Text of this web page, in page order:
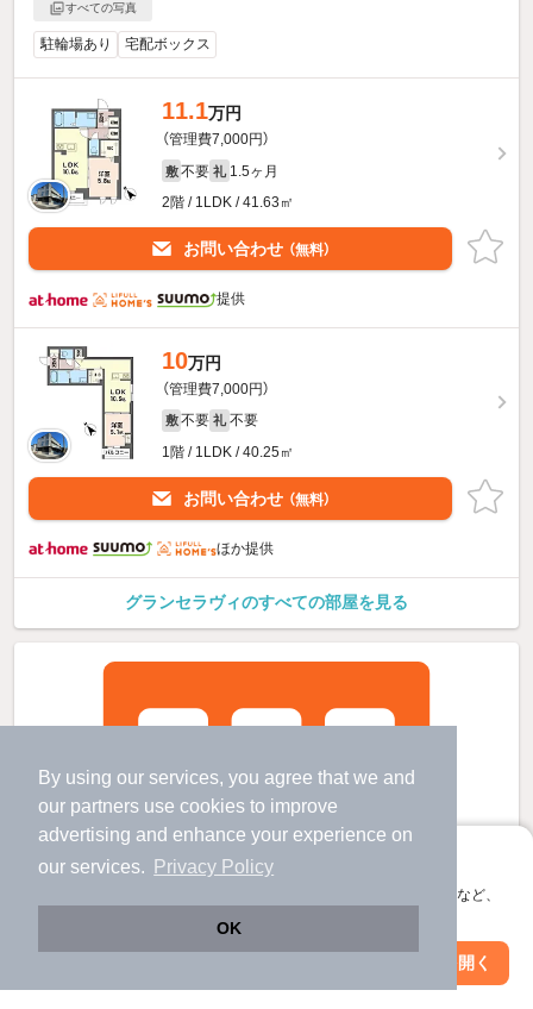
By using our services, you agree that we and
our partners use cookies to improve
advertising and enhance your experience on
our services.
Privacy Policy
OK
アプリに切り替えて、サクサクお部屋探し
会員登録なしですぐ使える。マップ検索やお気に入り保存など、
アプリを開く
すべての写真
駐輪場あり 宅配ボックス
11.1万円
（管理費7,000円）
敷 不要 礼 1.5ヶ月
2階 / 1LDK / 41.63㎡
お問い合わせ （無料）
提供
10万円
（管理費7,000円）
敷 不要 礼 不要
1階 / 1LDK / 40.25㎡
お問い合わせ （無料）
ほか提供
グランセラヴィのすべての部屋を見る
絞り込み条件を変更